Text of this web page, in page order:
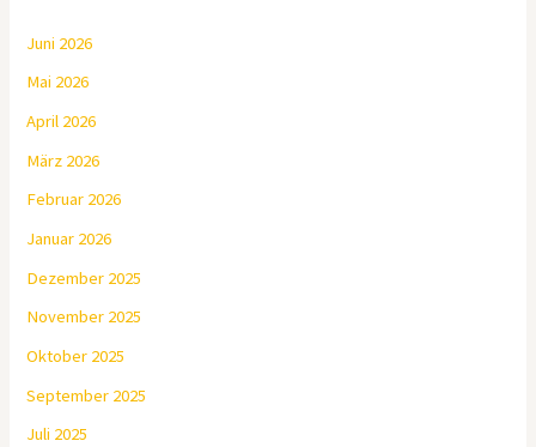
Juni 2026
Mai 2026
April 2026
März 2026
Februar 2026
Januar 2026
Dezember 2025
November 2025
Oktober 2025
September 2025
Juli 2025